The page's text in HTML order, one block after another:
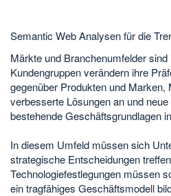
Semantic Web Analysen für die
Märkte und Branchenumfelder
Kundengruppen verändern ihre
gegenüber Produkten und Marken,
verbesserte Lösungen an und
bestehende Geschäftsgrundlagen
In diesem Umfeld müssen sich
strategische Entscheidungen
Technologiefestlegungen müssen
ein tragfähiges Geschäftsmodell